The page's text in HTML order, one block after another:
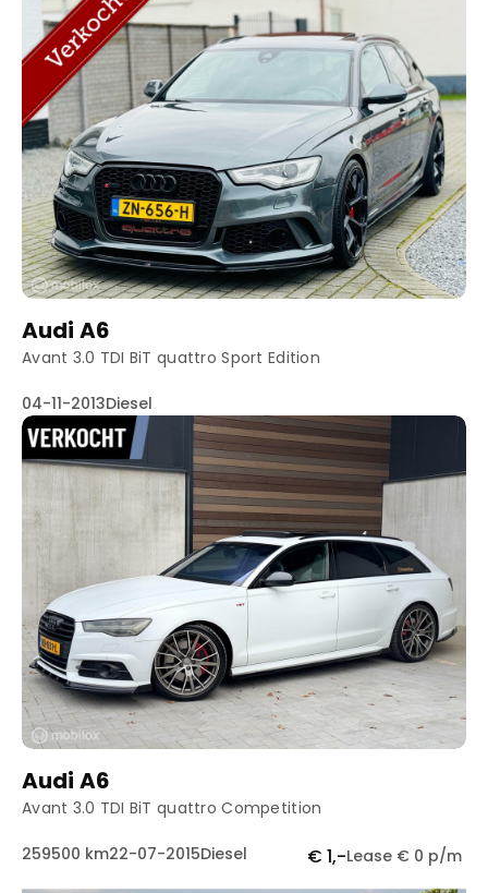
Audi A6
Avant 3.0 TDI BiT quattro Sport Edition
04-11-2013Diesel
Audi A6
Avant 3.0 TDI BiT quattro Competition
259500 km22-07-2015Diesel € 1,-Lease € 0 p/m